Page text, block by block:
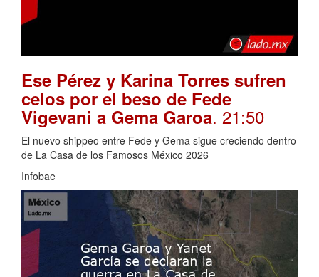
Ese Pérez y Karina Torres sufren
celos por el beso de Fede
Vigevani a Gema Garoa. 21:50
El nuevo shippeo entre Fede y Gema sigue creciendo dentro
de La Casa de los Famosos México 2026
Infobae